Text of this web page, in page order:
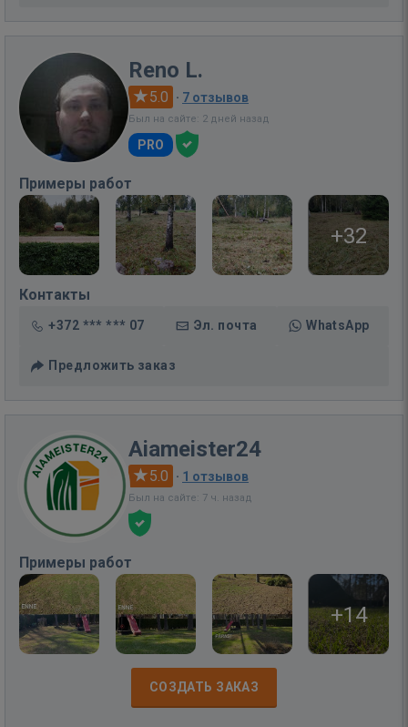
Reno L.
5.0 · 7 отзывов
Был на сайте: 2 дней назад
PRO
Примеры работ
+32
Контакты
+372 *** *** 07 Эл. почта WhatsApp
Предложить заказ
Aiameister24
5.0 · 1 отзывов
Был на сайте: 7 ч. назад
Примеры работ
+14
СОЗДАТЬ ЗАКАЗ